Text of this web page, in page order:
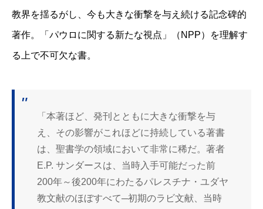
教界を揺るがし、今も大きな衝撃を与え続ける記念碑的
著作。「パウロに関する新たな視点」（NPP）を理解す
る上で不可欠な書。
「本著ほど、発刊とともに大きな衝撃を与
え、その影響がこれほどに持続している著書
は、聖書学の領域において非常に稀だ。著者
E.P. サンダースは、当時入手可能だった前
200年～後200年にわたるパレスチナ・ユダヤ
教文献のほぼすべて─初期のラビ文献、当時